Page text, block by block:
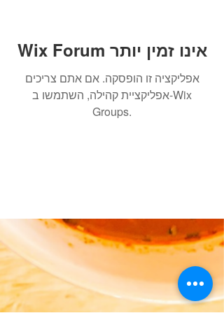
Wix Forum אינו זמין יותר
אפליקציה זו הופסקה. אם אתם צריכים
אפליקציית קהילה, השתמשו ב-Wix
Groups.